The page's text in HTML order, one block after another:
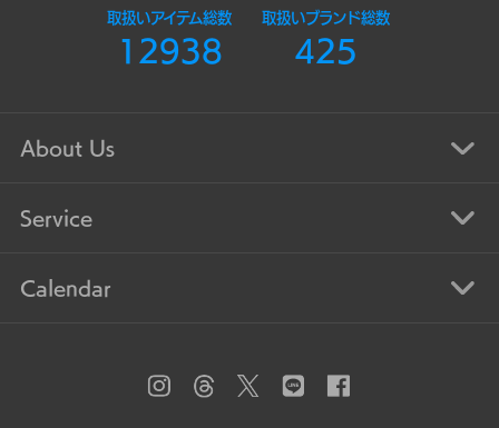
取扱いアイテム総数
12938
取扱いブランド総数
425
About Us
Service
Calendar